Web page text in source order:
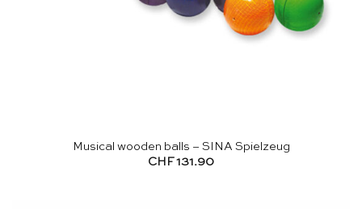
Musical wooden balls – SINA Spielzeug
CHF 131.90